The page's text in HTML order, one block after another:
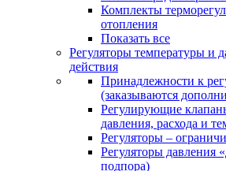
Комплекты
отопления
Показать все
Регуляторы температуры и
действия
Принадлежности к
(заказываются
Регулирующие
давления, расхода и
Регуляторы –
Регуляторы давления
подпора)